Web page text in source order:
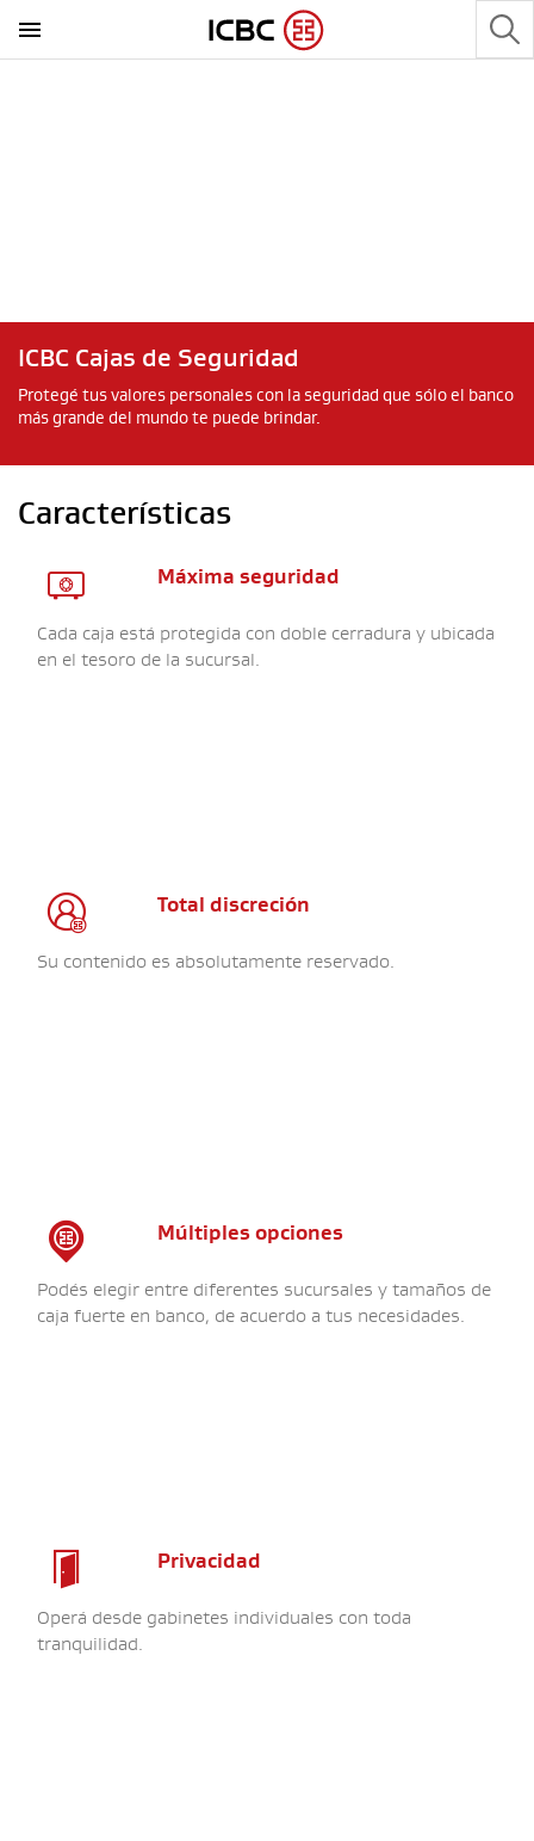
ICBC Cajas de Seguridad
Protegé tus valores personales con la seguridad que sólo el banco
más grande del mundo te puede brindar.
Características
 Máxima seguridad
Cada caja está protegida con doble cerradura y ubicada
en el tesoro de la sucursal.
 Total discreción
Su contenido es absolutamente reservado.
 Múltiples opciones
Podés elegir entre diferentes sucursales y tamaños de
caja fuerte en banco, de acuerdo a tus necesidades.
 Privacidad
Operá desde gabinetes individuales con toda
tranquilidad.